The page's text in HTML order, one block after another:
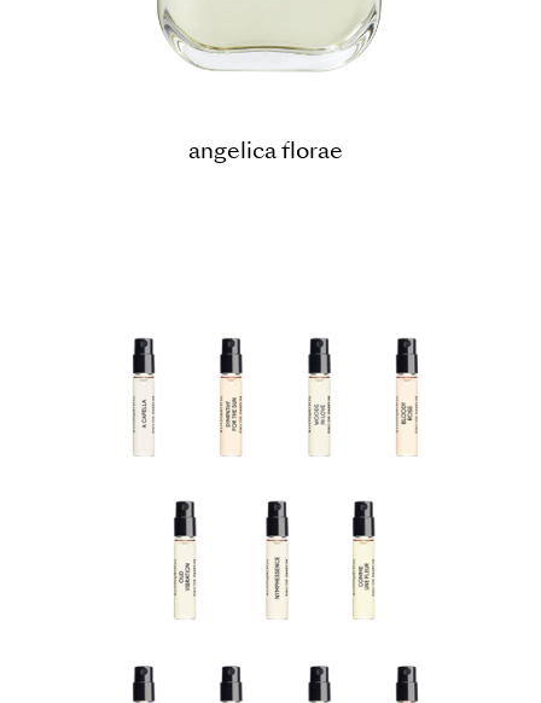
angelica florae